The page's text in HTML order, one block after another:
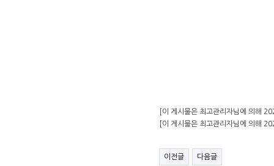
[이 게시물은 최고관리자님에 의해
[이 게시물은 최고관리자님에 의해
이전글 다음글